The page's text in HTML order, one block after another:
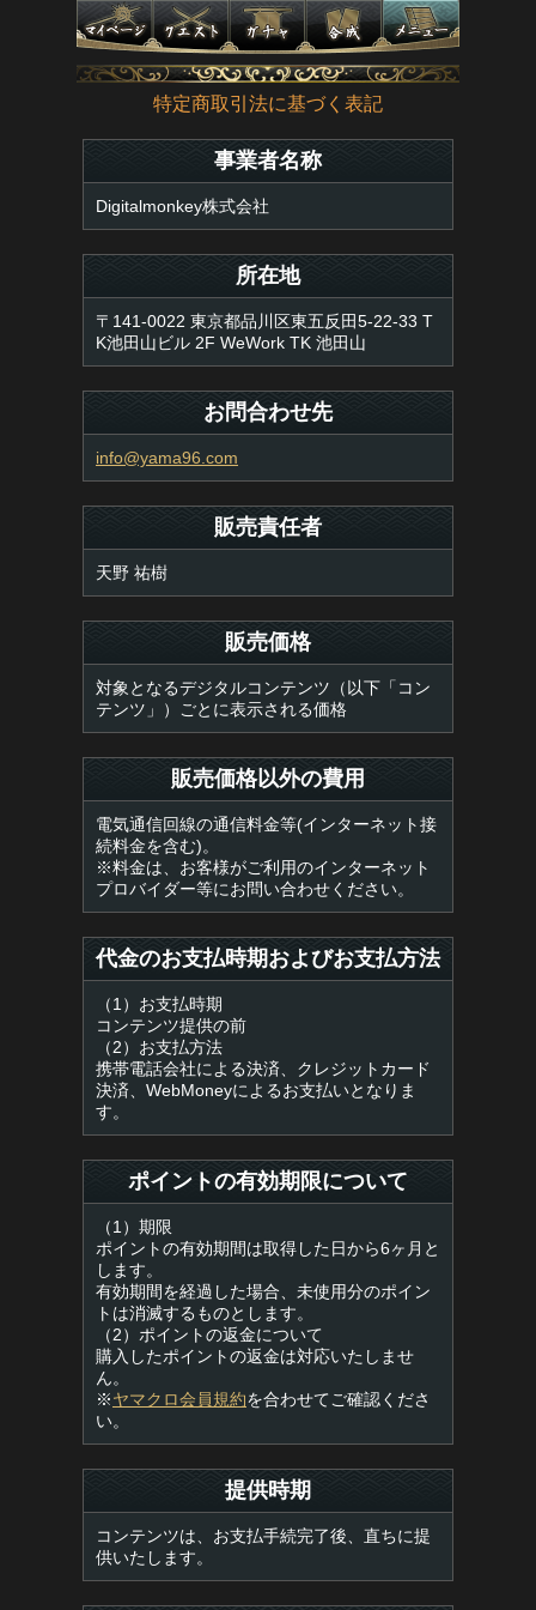
特定商取引法に基づく表記
事業者名称
Digitalmonkey株式会社
所在地
〒141-0022 東京都品川区東五反田5-22-33 T
K池田山ビル 2F WeWork TK 池田山
お問合わせ先
info@yama96.com
販売責任者
天野 祐樹
販売価格
対象となるデジタルコンテンツ（以下「コン
テンツ」）ごとに表示される価格
販売価格以外の費用
電気通信回線の通信料金等(インターネット接
続料金を含む)。
※料金は、お客様がご利用のインターネット
プロバイダー等にお問い合わせください。
代金のお支払時期およびお支払方法
（1）お支払時期
コンテンツ提供の前
（2）お支払方法
携帯電話会社による決済、クレジットカード
決済、WebMoneyによるお支払いとなりま
す。
ポイントの有効期限について
（1）期限
ポイントの有効期間は取得した日から6ヶ月と
します。
有効期間を経過した場合、未使用分のポイン
トは消滅するものとします。
（2）ポイントの返金について
購入したポイントの返金は対応いたしませ
ん。
※ヤマクロ会員規約を合わせてご確認くださ
い。
提供時期
コンテンツは、お支払手続完了後、直ちに提
供いたします。